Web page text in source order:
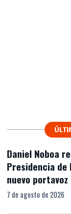
Daniel Noboa
Presidencia de
nuevo portavoz
7 de agosto de 2026